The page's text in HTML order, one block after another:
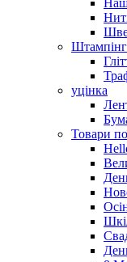
Штампінг
уцінка
Товари